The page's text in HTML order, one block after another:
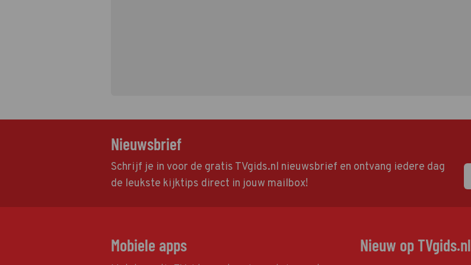
Nieuwsbrief
Schrijf je in voor de gratis TVgids.nl nieuwsbrief en ontvang iedere dag
de leukste kijktips direct in jouw mailbox!
Mobiele apps Nieuw op TVgids.nl